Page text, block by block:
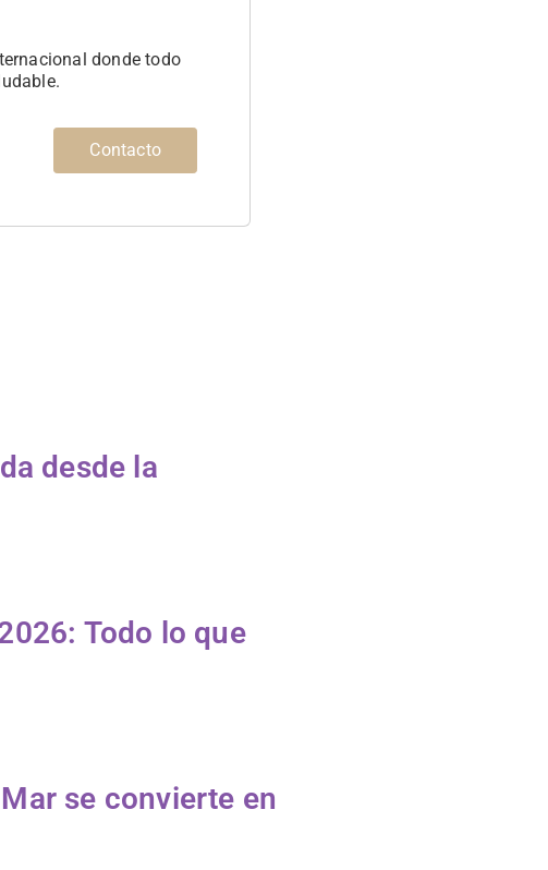
donde todo
Contacto
desde la
Todo lo que
se convierte en